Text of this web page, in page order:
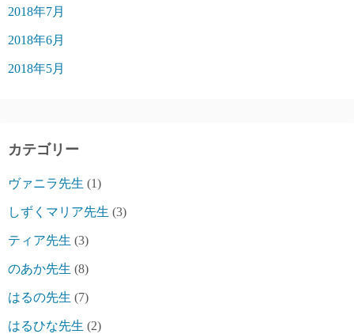
2018年7月
2018年6月
2018年5月
カテゴリー
ヴァニラ先生 (1)
しずくマリア先生 (3)
ティア先生 (3)
のあか先生 (8)
はるの先生 (7)
はるひな先生 (2)